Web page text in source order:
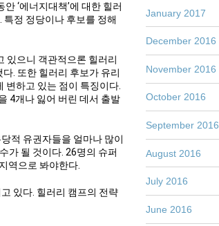
‘에너지대책’에 대한 힐러
정 정당이나 후보를 정해
있으니 객관적으론 힐러리
. 또한 힐러리 후보가 유리
변하고 있는 점이 특징이다.
4개나 잃어 버린 데서 출발
적 유권자들을 얼마나 많이
가 될 것이다. 26명의 슈퍼
역으로 봐야한다.
있다. 힐러리 캠프의 전략
January 2017
December 2016
November 2016
October 2016
September 2016
August 2016
July 2016
June 2016